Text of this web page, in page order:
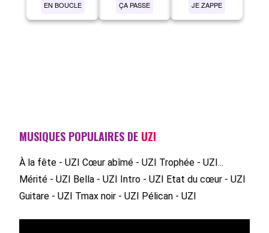
EN BOUCLE ÇA PASSE JE ZAPPE
MUSIQUES POPULAIRES DE UZI
À la fête - UZI Cœur abîmé - UZI Trophée - UZI...
Mérité - UZI Bella - UZI Intro - UZI Etat du cœur - UZI
Guitare - UZI Tmax noir - UZI Pélican - UZI